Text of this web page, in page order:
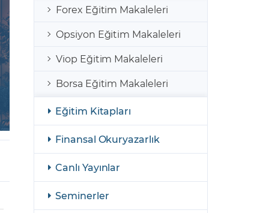
Yasal Bildirimler
GCM Borsa Trader Eğitim Videoları
Finansal Araçlar
Forex Eğitim Makaleleri
Opsiyon Eğitim Makaleleri
Viop Eğitim Makaleleri
Borsa Eğitim Makaleleri
Eğitim Kitapları
Finansal Okuryazarlık
Canlı Yayınlar
Seminerler